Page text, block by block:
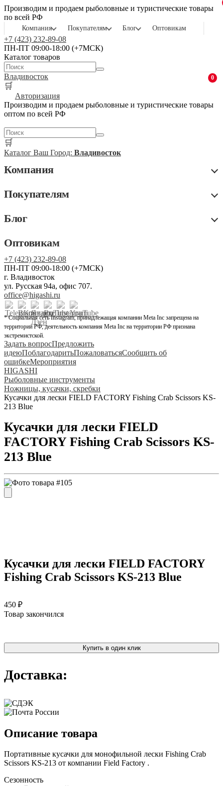
Производим и продаем рыболовные и туристические товары
по всей РФ
Компания Покупателям Блог Оптовикам
+7 (423) 232-89-08
ПН-ПТ 09:00-18:00 (+7МСК)
Каталог товаров
Владивосток
🛒
0
Авторизация
Производим и продаем рыболовные и туристические товары
оптом по всей РФ
🛒
Каталог Ваш Город: Владивосток
Компания
Покупателям
Блог
Оптовикам
+7 (423) 232-89-08
ПН-ПТ 09:00-18:00 (+7МСК)
г. Владивосток
ул. Русская 94а, офис 707.
office@higashi.ru
* Социальная сеть Instagram, принадлежащая компании Meta Inc запрещена на
территории РФ, деятельность компания Meta Inc на территории РФ признана
экстремистской.
Задать вопросПредложить
идеюПоблагодаритьПожаловатьсяСообщить об
ошибкеМероприятия
HIGASHI
Рыболовные инструменты
Ножницы, кусачки, скребки
Кусачки для лески FIELD FACTORY Fishing Crab Scissors KS-
213 Blue
Кусачки для лески FIELD
FACTORY Fishing Crab Scissors KS-
213 Blue
Кусачки для лески FIELD FACTORY
Fishing Crab Scissors KS-213 Blue
450 ₽
Товар закончился
Купить в один клик
Доставка:
Описание товара
Портативные кусачки для монофильной лески Fishing Crab
Scissors KS-213 от компании Field Factory .
Сезонность